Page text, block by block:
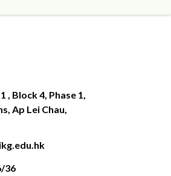
, Block 4, Phase 1,
Ap Lei Chau,
36